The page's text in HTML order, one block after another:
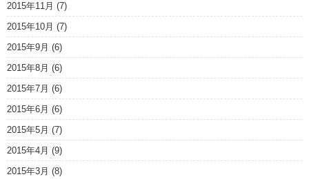
2015年11月 (7)
2015年10月 (7)
2015年9月 (6)
2015年8月 (6)
2015年7月 (6)
2015年6月 (6)
2015年5月 (7)
2015年4月 (9)
2015年3月 (8)